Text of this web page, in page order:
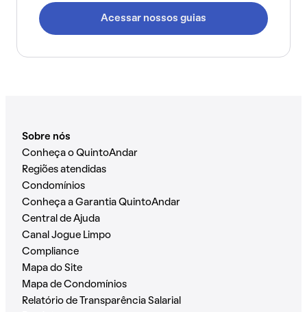
Acessar nossos guias
Sobre nós
Conheça o QuintoAndar
Regiões atendidas
Condomínios
Conheça a Garantia QuintoAndar
Central de Ajuda
Canal Jogue Limpo
Compliance
Mapa do Site
Mapa de Condomínios
Relatório de Transparência Salarial